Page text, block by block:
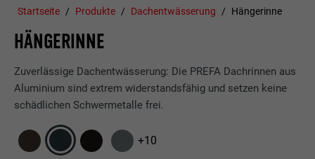
Startseite Produkte Dachentwässerung Hängerinne
HÄNGERINNE
Zuverlässige Dachentwässerung: Die PREFA Dachrinnen aus
Aluminium sind extrem widerstandsfähig und setzen keine
schädlichen Schwermetalle frei.
+10